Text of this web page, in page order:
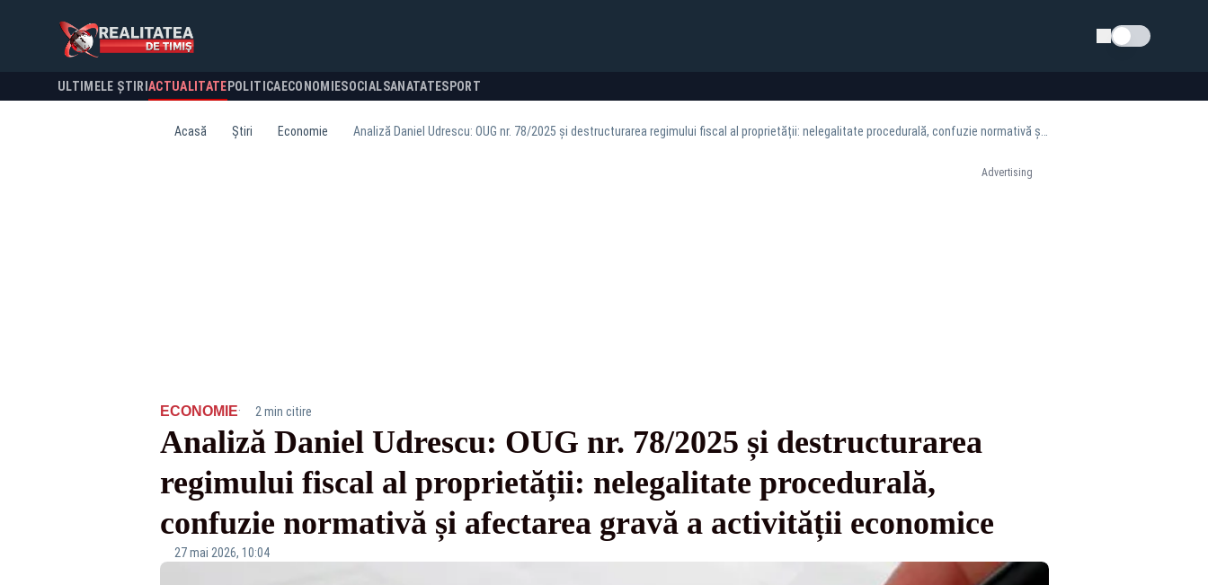
Schimba tema
ULTIMELE ȘTIRI ACTUALITATE POLITICA ECONOMIESOCIALSANATATESPORT
Acasă Știri Economie
Advertising
ECONOMIE· 2 min citire
Analiză Daniel Udrescu: OUG nr. 78/2025 și destructurarea
regimului fiscal al proprietății: nelegalitate procedurală,
confuzie normativă și afectarea gravă a activității economice
27 mai 2026, 10:04